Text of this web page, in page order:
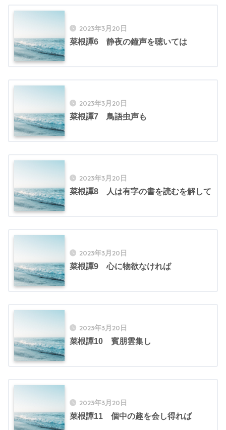
2023年3月20日
菜根譚6 静夜の鐘声を聴いては
2023年3月20日
菜根譚7 鳥語虫声も
2023年3月20日
菜根譚8 人は有字の書を読むを解して
2023年3月20日
菜根譚9 心に物欲なければ
2023年3月20日
菜根譚10 賓朋雲集し
2023年3月20日
菜根譚11 個中の趣を会し得れば